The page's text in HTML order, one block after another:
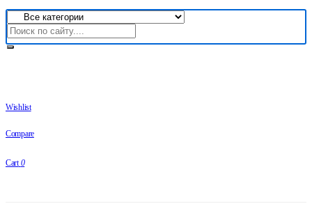
Wishlist
Compare
Cart 0